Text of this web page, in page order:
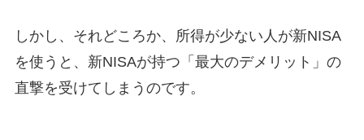
しかし、それどころか、所得が少ない人が新NISA
を使うと、新NISAが持つ「最大のデメリット」の
直撃を受けてしまうのです。